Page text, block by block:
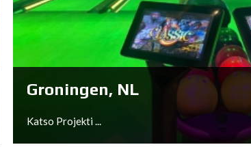
Edinburgh, UK
Groningen, NL
Katso Projekti ...